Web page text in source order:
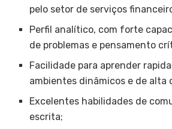
pelo setor de serviços
Perfil analítico, com forte
de problemas e pensamento
Facilidade para aprender
ambientes dinâmicos e de alta
Excelentes habilidades de
escrita;